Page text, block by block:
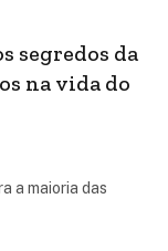
segredos da
na vida do
a maioria das